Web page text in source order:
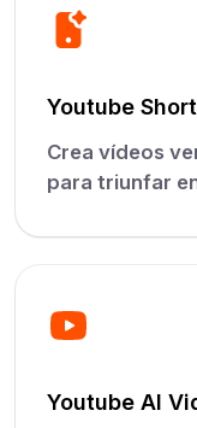
Youtube
Crea vídeos
para triunfar
Youtube AI